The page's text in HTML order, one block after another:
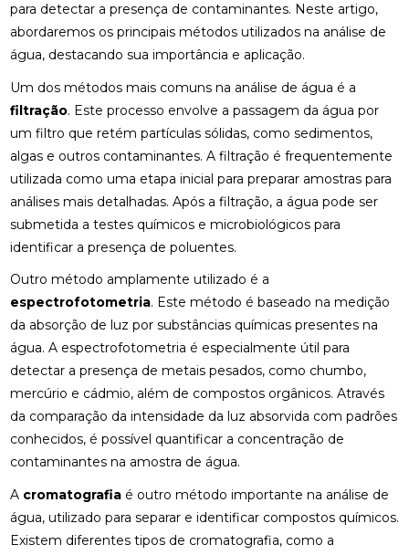
para detectar a presença de contaminantes. Neste artigo,
abordaremos os principais métodos utilizados na análise de
água, destacando sua importância e aplicação.
Um dos métodos mais comuns na análise de água é a
filtração. Este processo envolve a passagem da água por
um filtro que retém partículas sólidas, como sedimentos,
algas e outros contaminantes. A filtração é frequentemente
utilizada como uma etapa inicial para preparar amostras para
análises mais detalhadas. Após a filtração, a água pode ser
submetida a testes químicos e microbiológicos para
identificar a presença de poluentes.
Outro método amplamente utilizado é a
espectrofotometria. Este método é baseado na medição
da absorção de luz por substâncias químicas presentes na
água. A espectrofotometria é especialmente útil para
detectar a presença de metais pesados, como chumbo,
mercúrio e cádmio, além de compostos orgânicos. Através
da comparação da intensidade da luz absorvida com padrões
conhecidos, é possível quantificar a concentração de
contaminantes na amostra de água.
A cromatografiaé outro método importante na análise de
água, utilizado para separar e identificar compostos químicos.
Existem diferentes tipos de cromatografia, como a